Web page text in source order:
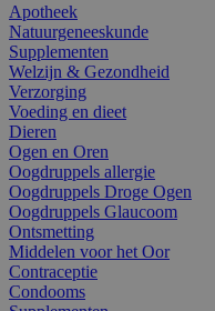
Apotheek
Natuurgeneeskunde
Supplementen
Welzijn & Gezondheid
Verzorging
Voeding en dieet
Dieren
Ogen en Oren
Oogdruppels allergie
Oogdruppels Droge Ogen
Oogdruppels Glaucoom
Ontsmetting
Middelen voor het Oor
Contraceptie
Condooms